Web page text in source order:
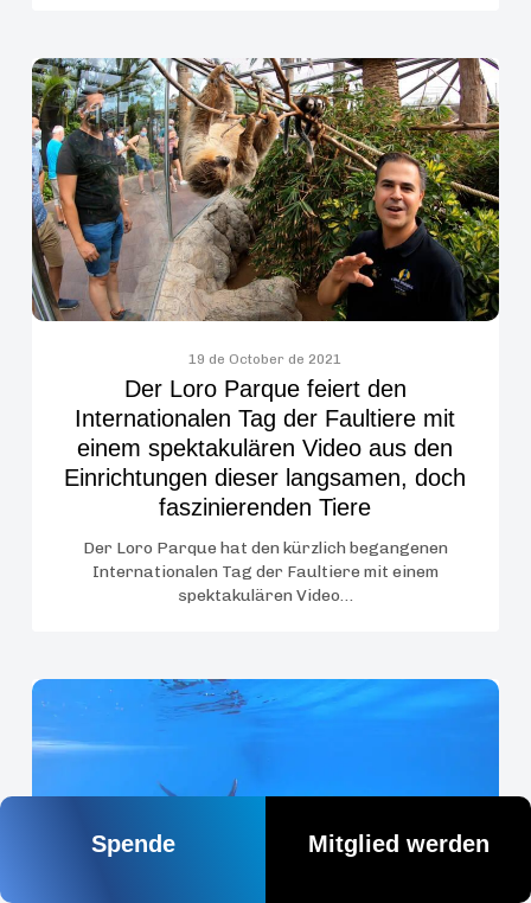
Der
Loro
Parque
feiert
den
Internationalen
Tag
der
Faultiere
einem
spektakulären
Video
aus
den
dieser
langsamen,
19 de October de 2021
Der Loro Parque feiert den
Internationalen Tag der Faultiere mit
einem spektakulären Video aus den
Einrichtungen dieser langsamen, doch
faszinierenden Tiere
Der Loro Parque hat den kürzlich begangenen
Internationalen Tag der Faultiere mit einem
spektakulären Video…
Spende Mitglied werden